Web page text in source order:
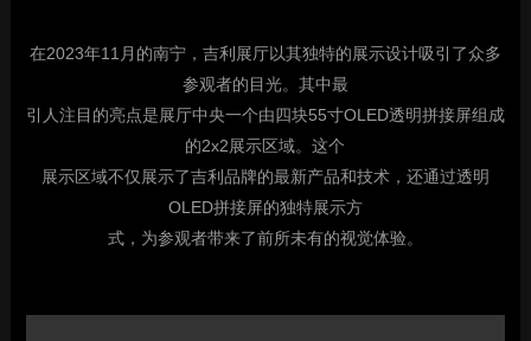
在2023年11月的南宁，吉利展厅以其独特的展示设计吸引了众多
参观者的目光。其中最
引人注目的亮点是展厅中央一个由四块55寸OLED透明拼接屏组成
的2x2展示区域。这个
展示区域不仅展示了吉利品牌的最新产品和技术，还通过透明
OLED拼接屏的独特展示方
式，为参观者带来了前所未有的视觉体验。